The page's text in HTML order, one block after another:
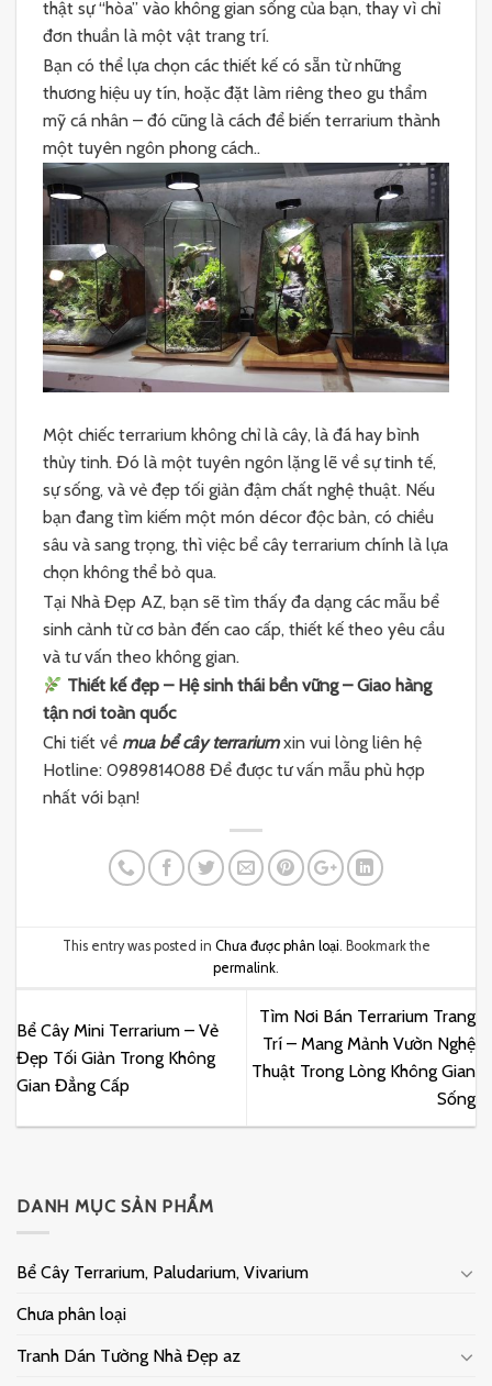
thật sự “hòa” vào không gian sống của bạn, thay vì chỉ
đơn thuần là một vật trang trí.
Bạn có thể lựa chọn các thiết kế có sẵn từ những
thương hiệu uy tín, hoặc đặt làm riêng theo gu thẩm
mỹ cá nhân – đó cũng là cách để biến terrarium thành
một tuyên ngôn phong cách..
Một chiếc terrarium không chỉ là cây, là đá hay bình
thủy tinh. Đó là một tuyên ngôn lặng lẽ về sự tinh tế,
sự sống, và vẻ đẹp tối giản đậm chất nghệ thuật. Nếu
bạn đang tìm kiếm một món décor độc bản, có chiều
sâu và sang trọng, thì việc bể cây terrarium chính là lựa
chọn không thể bỏ qua.
Tại Nhà Đẹp AZ, bạn sẽ tìm thấy đa dạng các mẫu bể
sinh cảnh từ cơ bản đến cao cấp, thiết kế theo yêu cầu
và tư vấn theo không gian.
Thiết kế đẹp – Hệ sinh thái bền vững – Giao hàng
tận nơi toàn quốc
Chi tiết về mua bể cây terrariumxin vui lòng liên hệ
Hotline: 0989814088 Để được tư vấn mẫu phù hợp
nhất với bạn!
This entry was posted in Chưa được phân loại. Bookmark the
permalink.
Bể Cây Mini Terrarium – Vẻ
Đẹp Tối Giản Trong Không
Gian Đẳng Cấp
Tìm Nơi Bán Terrarium Trang
Trí – Mang Mảnh Vườn Nghệ
Thuật Trong Lòng Không Gian
Sống
DANH MỤC SẢN PHẨM
Bể Cây Terrarium, Paludarium, Vivarium
Chưa phân loại
Tranh Dán Tường Nhà Đẹp az